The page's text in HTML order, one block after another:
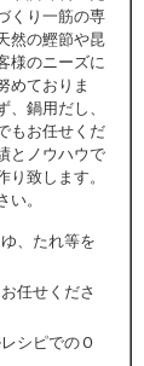
くり一筋の専
然の鰹節や昆
様のニーズに
めておりま
鍋用だし、
もお任せくだ
とノウハウで
り致します。
い。
、たれ等を
任せくださ
シピでのＯ